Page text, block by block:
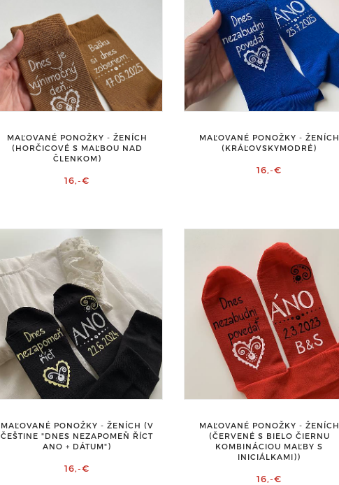
MAĽOVANÉ PONOŽKY - ŽENÍCH
(HORČICOVÉ S MAĽBOU NAD
ČLENKOM)
16,-€
MAĽOVANÉ PONOŽKY - ŽENÍCH
(KRÁĽOVSKYMODRÉ)
16,-€
MAĽOVANÉ PONOŽKY - ŽENÍCH (V
ČEŠTINE "DNES NEZAPOMEŇ ŘÍCT
ANO + DÁTUM")
16,-€
MAĽOVANÉ PONOŽKY - ŽENÍCH
(ČERVENÉ S BIELO ČIERNU
KOMBINÁCIOU MAĽBY S
INICIÁLKAMI))
16,-€